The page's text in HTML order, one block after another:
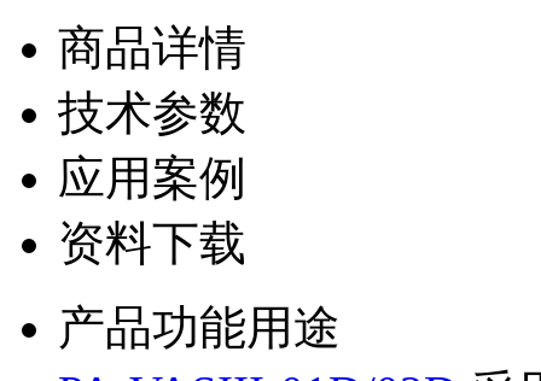
商品详情
技术参数
应用案例
资料下载
产品功能用途